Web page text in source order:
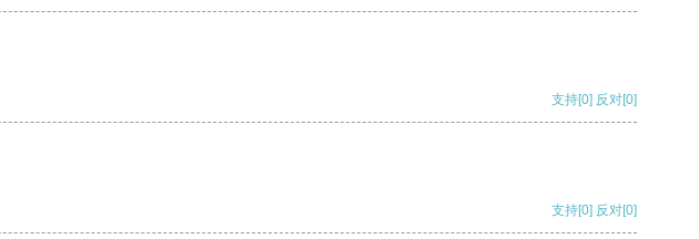
支持[0] 反对[0]
支持[0] 反对[0]